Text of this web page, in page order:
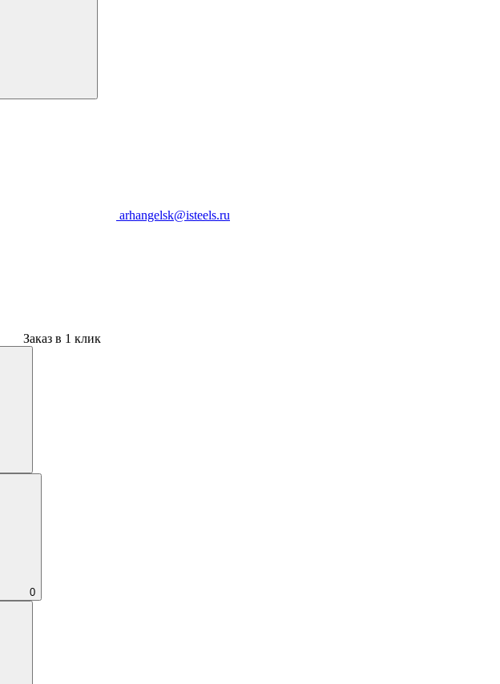
arhangelsk@isteels.ru
Заказ в 1 клик
0